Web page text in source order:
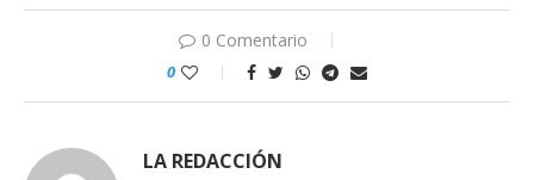
0 Comentario
0
LA REDACCIÓN